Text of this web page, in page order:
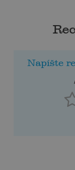
Napíšte